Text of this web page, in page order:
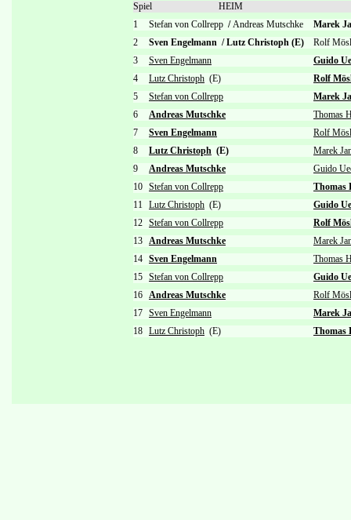
Spiel
HEIM
1
Stefan von Collrepp /Andreas Mutschke
Marek
2
Sven Engelmann /Lutz Christoph (E)
Rolf
3
Sven Engelmann
Guido
4
Lutz Christoph (E)
Rolf
5
Stefan von Collrepp
Marek
6
Andreas Mutschke
Thomas
7
Sven Engelmann
Rolf
8
Lutz Christoph (E)
Marek
9
Andreas Mutschke
Guido
10 Stefan von Collrepp
Thomas
11 Lutz Christoph (E)
Guido
12 Stefan von Collrepp
Rolf
13 Andreas Mutschke
Marek
14 Sven Engelmann
Thomas
15 Stefan von Collrepp
Guido
16 Andreas Mutschke
Rolf
17 Sven Engelmann
Marek
18 Lutz Christoph (E) Thomas